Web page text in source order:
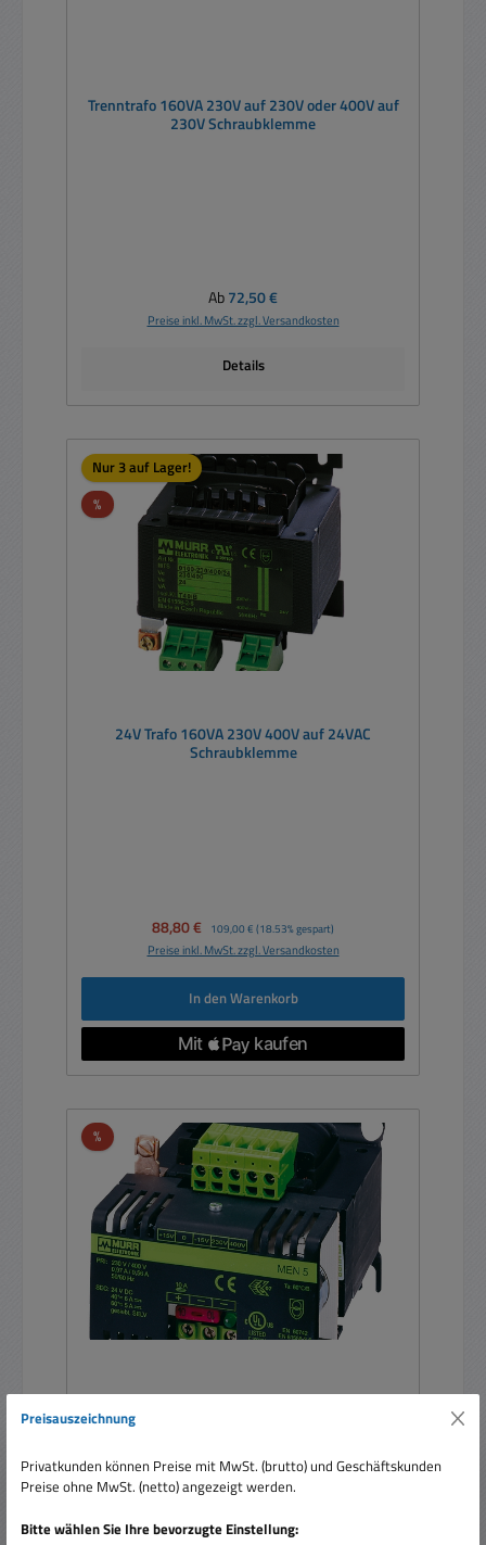
Trenntrafo 160VA 230V auf 230V oder 400V auf
230V Schraubklemme
Regulärer Preis:
Ab72,50 €
Preise inkl. MwSt. zzgl. Versandkosten
Details
Nur 3 auf Lager!
%Rabatt
24V Trafo 160VA 230V 400V auf 24VAC
Schraubklemme
Verkaufspreis:
88,80 € Regulärer Preis:
109,00 € (18.53% gespart)
Preise inkl. MwSt. zzgl. Versandkosten
In den Warenkorb
%Rabatt
Preisauszeichnung
Privatkunden können Preise mit MwSt. (brutto) und Geschäftskunden
Preise ohne MwSt. (netto) angezeigt werden.
Bitte wählen Sie Ihre bevorzugte Einstellung: